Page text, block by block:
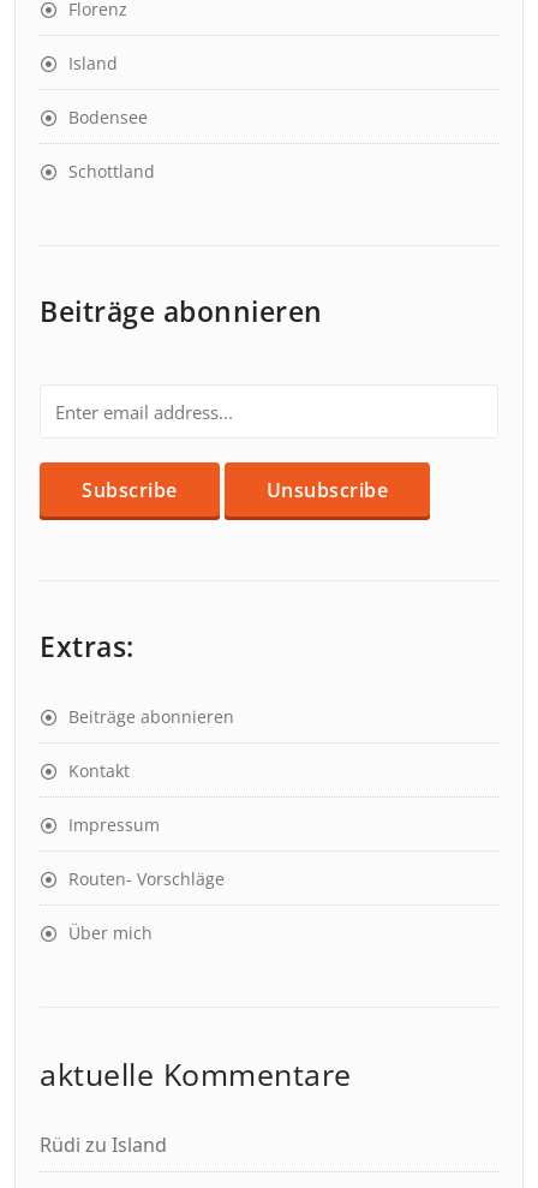
Florenz
Island
Bodensee
Schottland
Beiträge abonnieren
Extras:
Beiträge abonnieren
Kontakt
Impressum
Routen- Vorschläge
Über mich
aktuelle Kommentare
Rüdi zu Island